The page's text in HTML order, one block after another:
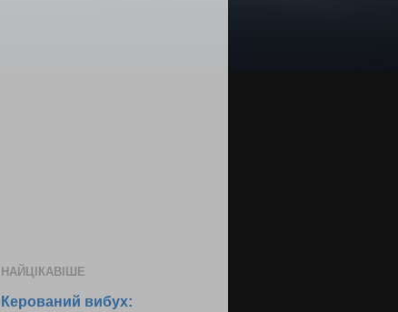
НАЙЦІКАВІШЕ
Керований вибух: